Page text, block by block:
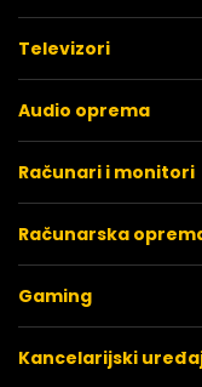
Televizori
Audio oprema
Računari i monitori
Računarska
Gaming
Kancelarijski